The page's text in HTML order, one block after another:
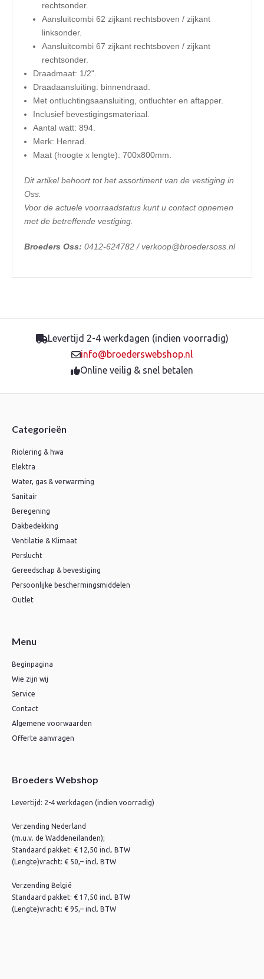
rechtsonder.
Aansluitcombi 62 zijkant rechtsboven / zijkant
linksonder.
Aansluitcombi 67 zijkant rechtsboven / zijkant
rechtsonder.
Draadmaat: 1/2".
Draadaansluiting: binnendraad.
Met ontluchtingsaansluiting, ontluchter en aftapper.
Inclusief bevestigingsmateriaal.
Aantal watt: 894.
Merk: Henrad.
​Maat (hoogte x lengte): 700x800mm.
Dit artikel behoort tot het assortiment van de vestiging in
Oss.
Voor de actuele voorraadstatus kunt u contact opnemen
met de betreffende vestiging.
Broeders Oss: 0412-624782 / verkoop@broedersoss.nl
Levertijd 2-4 werkdagen (indien voorradig)
info@broederswebshop.nl
Online veilig & snel betalen
Categorieën
Riolering & hwa
Elektra
Water, gas & verwarming
Sanitair
Beregening
Dakbedekking
Ventilatie & Klimaat
Perslucht
Gereedschap & bevestiging
Persoonlijke beschermingsmiddelen
Outlet
Menu
Beginpagina
Wie zijn wij
Service
Contact
Algemene voorwaarden
Offerte aanvragen
Broeders Webshop
Levertijd: 2-4 werkdagen (indien voorradig)
Verzending Nederland
(m.u.v. de Waddeneilanden);
Standaard pakket: € 12,50 incl. BTW
(Lengte)vracht: € 50,– incl. BTW
Verzending België
Standaard pakket: € 17,50 incl. BTW
(Lengte)vracht: € 95,– incl. BTW